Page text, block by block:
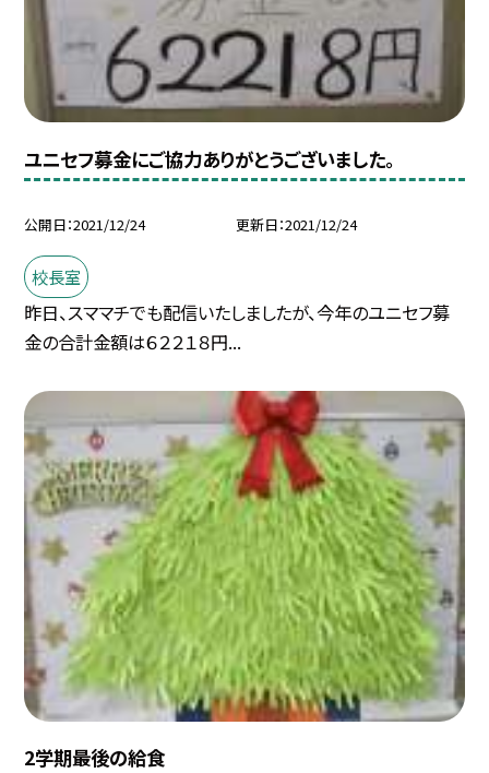
ユニセフ募金にご協力ありがとうございました。
公開日 2021/12/24 更新日 2021/12/24
校長室
昨日、スママチでも配信いたしましたが、今年のユニセフ募
金の合計金額は６２２１８円...
2学期最後の給食